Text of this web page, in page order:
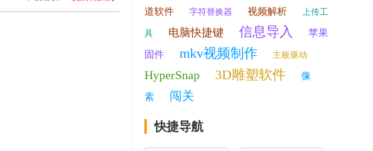
道软件
字符替换器 视频解析 上传工
具 电脑快捷键 信息导入 苹果
固件 mkv视频制作 主板驱动
HyperSnap 3D雕塑软件
像
素
闯关
快捷导航